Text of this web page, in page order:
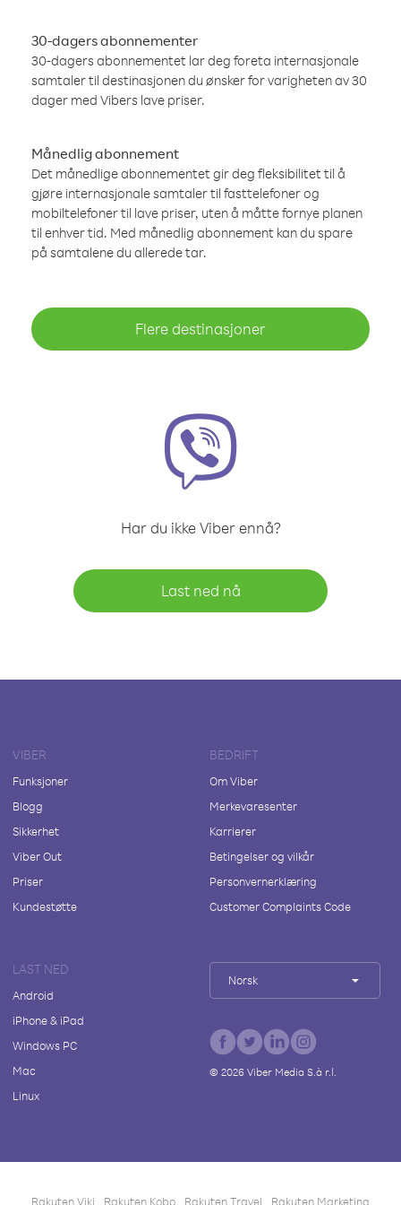
30-dagers abonnementer
30-dagers abonnementet lar deg foreta internasjonale
samtaler til destinasjonen du ønsker for varigheten av 30
dager med Vibers lave priser.
Månedlig abonnement
Det månedlige abonnementet gir deg fleksibilitet til å
gjøre internasjonale samtaler til fasttelefoner og
mobiltelefoner til lave priser, uten å måtte fornye planen
til enhver tid. Med månedlig abonnement kan du spare
på samtalene du allerede tar.
Flere destinasjoner
Har du ikke Viber ennå?
Last ned nå
VIBER
Funksjoner
Blogg
Sikkerhet
Viber Out
Priser
Kundestøtte
BEDRIFT
Om Viber
Merkevaresenter
Karrierer
Betingelser og vilkår
Personvernerklæring
Customer Complaints Code
LAST NED
Android
iPhone & iPad
Windows PC
Mac
Linux
Norsk
© 2026Viber Media S.à r.l.
Rakuten Viki Rakuten Kobo Rakuten Travel Rakuten Marketing